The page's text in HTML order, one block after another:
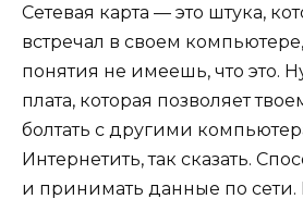
Сетевая карта — это штука,
встречал в своем
понятия не имеешь, что это.
плата, которая позволяет
болтать с другими
Интернетить, так сказать.
и принимать данные по сети.